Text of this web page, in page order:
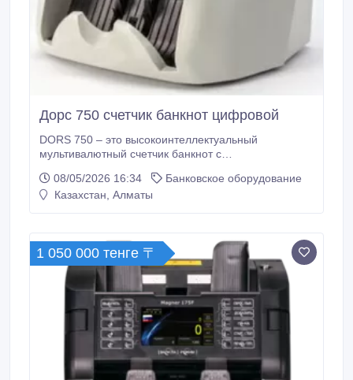
Дорс 750 счетчик банкнот цифровой
DORS 750 – это высокоинтеллектуальный
мультивалютный счетчик банкнот с
номинала и проверкой подлинности по ИК образу,
видимому образу, УФ, оптической плотности,
предусмотрено расширение до 5 валют для каждой
версии прошивок.
08/05/2026 16:34
Банковское оборудование
Казахстан, Алматы
1 050 000 тенге 〒